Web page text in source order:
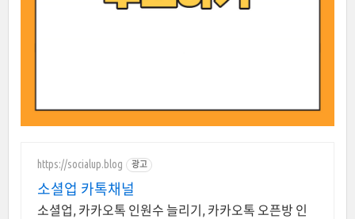
https://socialup.blog 광고
소셜업 카톡채널
소셜업, 카카오톡 인원수 늘리기, 카카오톡 오픈방 인